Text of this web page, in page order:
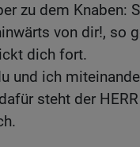
zu dem Knaben:
von dir!, so
dich fort.
und ich
steht der